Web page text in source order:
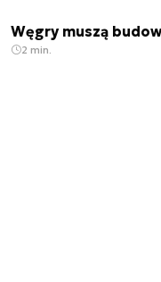
Węgry muszą
2 min.